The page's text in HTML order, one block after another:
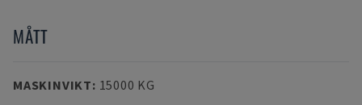
MÅTT
MASKINVIKT: 15000 KG